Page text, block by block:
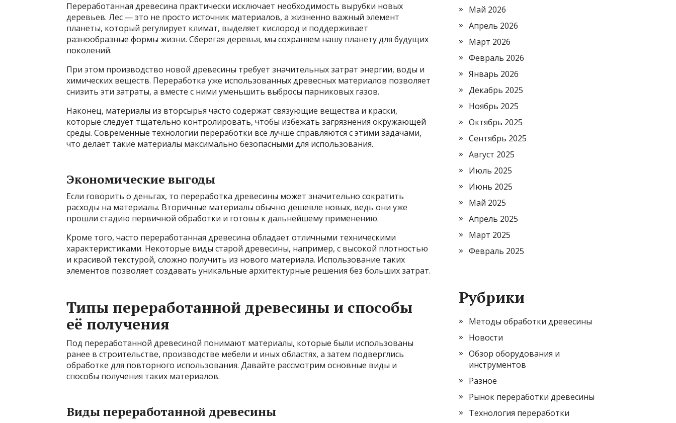
Переработанная древесина практически исключает необходимость вырубки новых
деревьев. Лес — это не просто источник материалов, а жизненно важный элемент
планеты, который регулирует климат, выделяет кислород и поддерживает
разнообразные формы жизни. Сберегая деревья, мы сохраняем нашу планету для будущих
поколений.
При этом производство новой древесины требует значительных затрат энергии, воды и
химических веществ. Переработка уже использованных древесных материалов позволяет
снизить эти затраты, а вместе с ними уменьшить выбросы парниковых газов.
Наконец, материалы из вторсырья часто содержат связующие вещества и краски,
которые следует тщательно контролировать, чтобы избежать загрязнения окружающей
среды. Современные технологии переработки всё лучше справляются с этими задачами,
что делает такие материалы максимально безопасными для использования.
Экономические выгоды
Если говорить о деньгах, то переработка древесины может значительно сократить
расходы на материалы. Вторичные материалы обычно дешевле новых, ведь они уже
прошли стадию первичной обработки и готовы к дальнейшему применению.
Кроме того, часто переработанная древесина обладает отличными техническими
характеристиками. Некоторые виды старой древесины, например, с высокой плотностью
и красивой текстурой, сложно получить из нового материала. Использование таких
элементов позволяет создавать уникальные архитектурные решения без больших затрат.
Типы переработанной древесины и способы
её получения
Под переработанной древесиной понимают материалы, которые были использованы
ранее в строительстве, производстве мебели и иных областях, а затем подверглись
обработке для повторного использования. Давайте рассмотрим основные виды и
способы получения таких материалов.
Виды переработанной древесины
Май 2026
Апрель 2026
Март 2026
Февраль 2026
Январь 2026
Декабрь 2025
Ноябрь 2025
Октябрь 2025
Сентябрь 2025
Август 2025
Июль 2025
Июнь 2025
Май 2025
Апрель 2025
Март 2025
Февраль 2025
Рубрики
Методы обработки древесины
Новости
Обзор оборудования и
инструментов
Разное
Рынок переработки древесины
Технология переработки